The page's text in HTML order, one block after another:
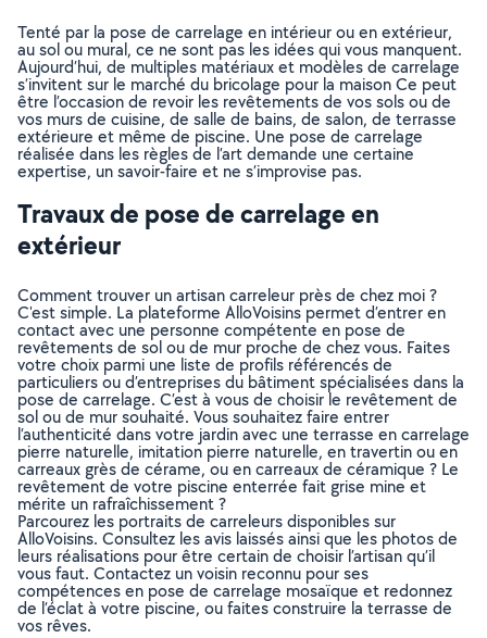
Tenté par la pose de carrelage en intérieur ou en extérieur,
au sol ou mural, ce ne sont pas les idées qui vous manquent.
Aujourd’hui, de multiples matériaux et modèles de carrelage
s’invitent sur le marché du bricolage pour la maison Ce peut
être l’occasion de revoir les revêtements de vos sols ou de
vos murs de cuisine, de salle de bains, de salon, de terrasse
extérieure et même de piscine. Une pose de carrelage
réalisée dans les règles de l’art demande une certaine
expertise, un savoir-faire et ne s’improvise pas.
Travaux de pose de carrelage en
extérieur
Comment trouver un artisan carreleur près de chez moi ?
C'est simple. La plateforme AlloVoisins permet d’entrer en
contact avec une personne compétente en pose de
revêtements de sol ou de mur proche de chez vous. Faites
votre choix parmi une liste de profils référencés de
particuliers ou d’entreprises du bâtiment spécialisées dans la
pose de carrelage. C’est à vous de choisir le revêtement de
sol ou de mur souhaité. Vous souhaitez faire entrer
l’authenticité dans votre jardin avec une terrasse en carrelage
pierre naturelle, imitation pierre naturelle, en travertin ou en
carreaux grès de cérame, ou en carreaux de céramique ? Le
revêtement de votre piscine enterrée fait grise mine et
mérite un rafraîchissement ?
Parcourez les portraits de carreleurs disponibles sur
AlloVoisins. Consultez les avis laissés ainsi que les photos de
leurs réalisations pour être certain de choisir l’artisan qu’il
vous faut. Contactez un voisin reconnu pour ses
compétences en pose de carrelage mosaïque et redonnez
de l’éclat à votre piscine, ou faites construire la terrasse de
vos rêves.